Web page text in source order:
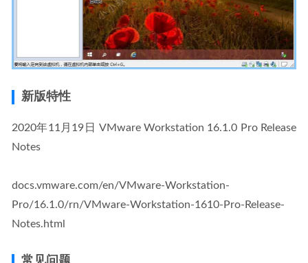
新版特性
2020年11月19日 VMware Workstation 16.1.0 Pro Release
Notes
docs.vmware.com/en/VMware-Workstation-
Pro/16.1.0/rn/VMware-Workstation-1610-Pro-Release-
Notes.html